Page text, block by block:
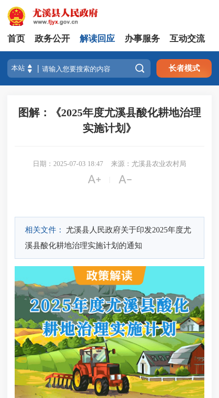
首页 政务公开 解读回应 办事服务 互动交流
 长者模式
图解：《2025年度尤溪县酸化耕地治理
实施计划》
日期：2025-07-03 18:47 来源：尤溪县农业农村局
 
相关文件：
尤溪县人民政府关于印发2025年度尤
溪县酸化耕地治理实施计划的通知